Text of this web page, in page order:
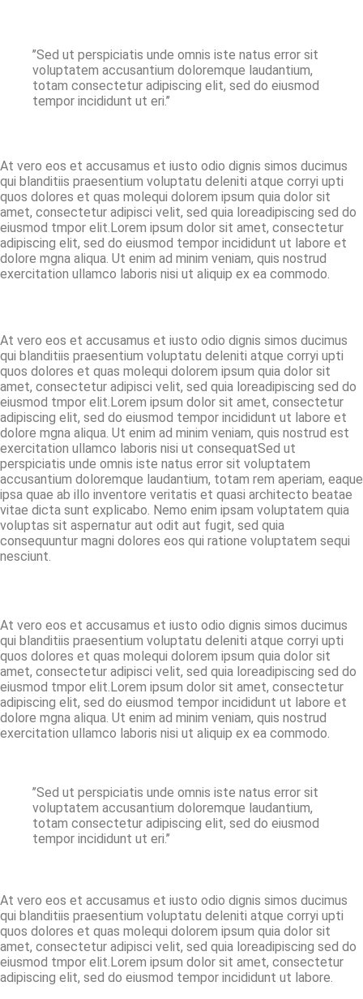
’’Sed ut perspiciatis unde omnis iste natus error sit
voluptatem accusantium doloremque laudantium,
totam consectetur adipiscing elit, sed do eiusmod
tempor incididunt ut eri.’’
At vero eos et accusamus et iusto odio dignis simos ducimus
qui blanditiis praesentium voluptatu deleniti atque corryi upti
quos dolores et quas molequi dolorem ipsum quia dolor sit
amet, consectetur adipisci velit, sed quia loreadipiscing sed do
eiusmod tmpor elit.Lorem ipsum dolor sit amet, consectetur
adipiscing elit, sed do eiusmod tempor incididunt ut labore et
dolore mgna aliqua. Ut enim ad minim veniam, quis nostrud
exercitation ullamco laboris nisi ut aliquip ex ea commodo.
At vero eos et accusamus et iusto odio dignis simos ducimus
qui blanditiis praesentium voluptatu deleniti atque corryi upti
quos dolores et quas molequi dolorem ipsum quia dolor sit
amet, consectetur adipisci velit, sed quia loreadipiscing sed do
eiusmod tmpor elit.Lorem ipsum dolor sit amet, consectetur
adipiscing elit, sed do eiusmod tempor incididunt ut labore et
dolore mgna aliqua. Ut enim ad minim veniam, quis nostrud est
exercitation ullamco laboris nisi ut consequatSed ut
perspiciatis unde omnis iste natus error sit voluptatem
accusantium doloremque laudantium, totam rem aperiam, eaque
ipsa quae ab illo inventore veritatis et quasi architecto beatae
vitae dicta sunt explicabo. Nemo enim ipsam voluptatem quia
voluptas sit aspernatur aut odit aut fugit, sed quia
consequuntur magni dolores eos qui ratione voluptatem sequi
nesciunt.
At vero eos et accusamus et iusto odio dignis simos ducimus
qui blanditiis praesentium voluptatu deleniti atque corryi upti
quos dolores et quas molequi dolorem ipsum quia dolor sit
amet, consectetur adipisci velit, sed quia loreadipiscing sed do
eiusmod tmpor elit.Lorem ipsum dolor sit amet, consectetur
adipiscing elit, sed do eiusmod tempor incididunt ut labore et
dolore mgna aliqua. Ut enim ad minim veniam, quis nostrud
exercitation ullamco laboris nisi ut aliquip ex ea commodo.
’’Sed ut perspiciatis unde omnis iste natus error sit
voluptatem accusantium doloremque laudantium,
totam consectetur adipiscing elit, sed do eiusmod
tempor incididunt ut eri.’’
At vero eos et accusamus et iusto odio dignis simos ducimus
qui blanditiis praesentium voluptatu deleniti atque corryi upti
quos dolores et quas molequi dolorem ipsum quia dolor sit
amet, consectetur adipisci velit, sed quia loreadipiscing sed do
eiusmod tmpor elit.Lorem ipsum dolor sit amet, consectetur
adipiscing elit, sed do eiusmod tempor incididunt ut labore.